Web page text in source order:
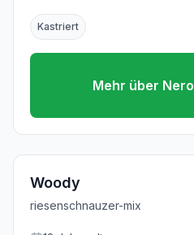
Kastriert
Mehr über Nero
Woody
riesenschnauzer-mix